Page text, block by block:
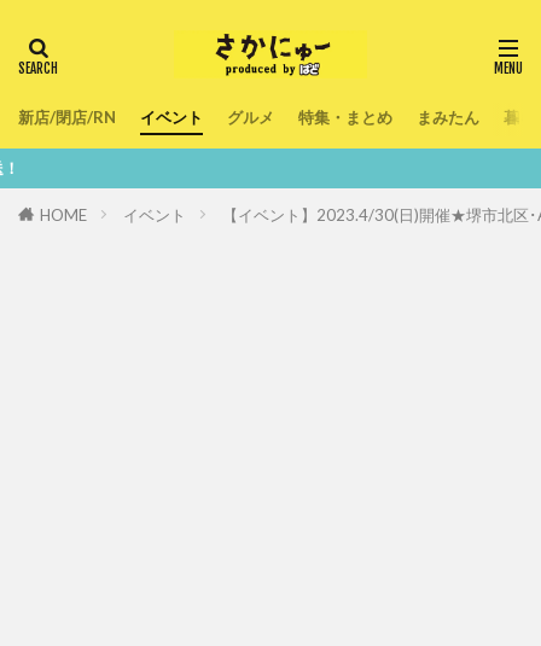
新店/閉店/RN イベント グルメ 特集・まとめ まみたん 暮ら
HOME イベント 【イベント】2023.4/30(日)開催★堺市北区